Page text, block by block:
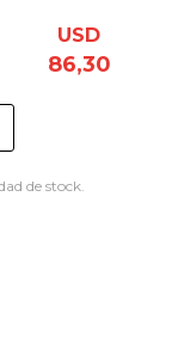
USD
86,30
de stock.